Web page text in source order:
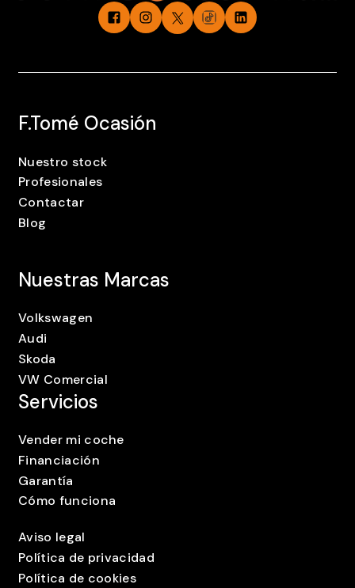
F.Tomé Ocasión
Nuestro stock
Profesionales
Contactar
Blog
Nuestras Marcas
Volkswagen
Audi
Skoda
VW Comercial
Servicios
Vender mi coche
Financiación
Garantía
Cómo funciona
Aviso legal
Política de privacidad
Política de cookies